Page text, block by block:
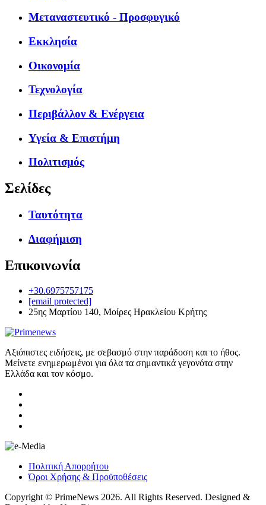
Μεταναστευτικό - Προσφυγικό
Εκκλησία
Οικονομία
Τεχνολογία
Περιβάλλον & Ενέργεια
Υγεία & Επιστήμη
Πολιτισμός
Σελίδες
Ταυτότητα
Διαφήμιση
Επικοινωνία
+30.6975757175
[email protected]
25ης Μαρτίου 140, Μοίρες Ηρακλείου Κρήτης
Αξιόπιστες ειδήσεις, με σεβασμό στην παράδοση και το ήθος.
Μείνετε ενημερωμένοι για όλα τα σημαντικά γεγονότα στην
Ελλάδα και τον κόσμο.
Πολιτική Απορρήτου
Όροι Χρήσης & Προϋποθέσεις
Copyright © PrimeNews 2026. All Rights Reserved. Designed &